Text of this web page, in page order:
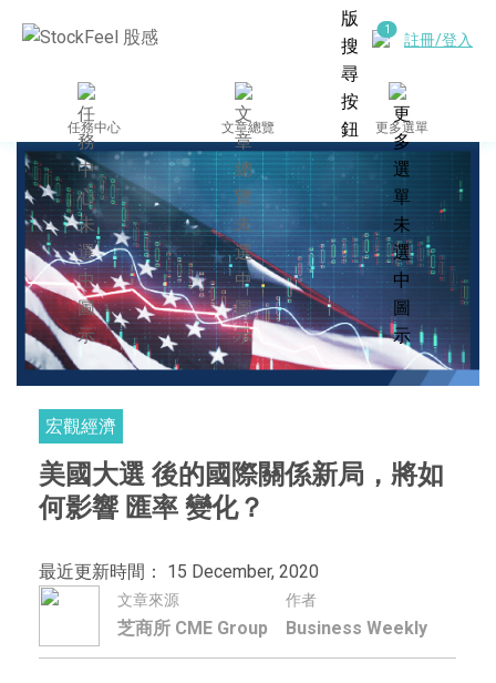
註冊/登入
任務中心 文章總覽 更多選單
宏觀經濟
美國大選 後的國際關係新局，將如
何影響 匯率 變化？
最近更新時間： 15 December, 2020
文章來源
芝商所 CME Group
作者
Business Weekly